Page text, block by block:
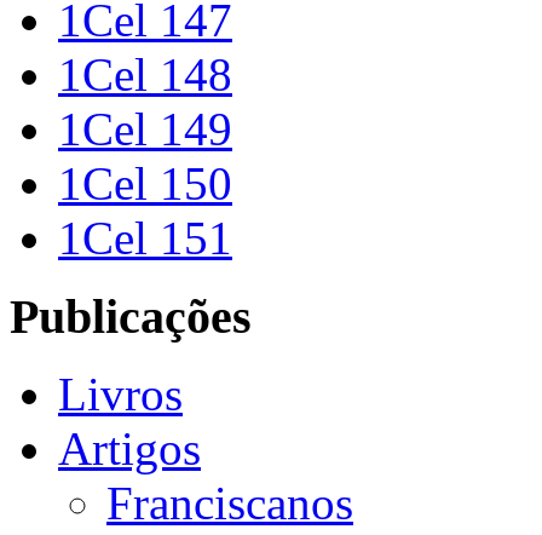
1Cel 147
1Cel 148
1Cel 149
1Cel 150
1Cel 151
Publicações
Livros
Artigos
Franciscanos